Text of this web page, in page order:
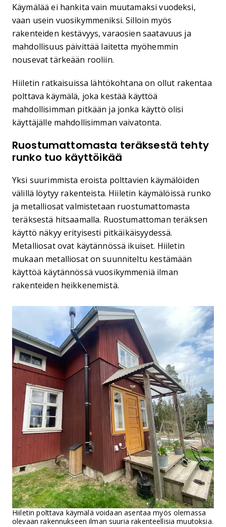
Käymälää ei hankita vain muutamaksi vuodeksi,
vaan usein vuosikymmeniksi. Silloin myös
rakenteiden kestävyys, varaosien saatavuus ja
mahdollisuus päivittää laitetta myöhemmin
nousevat tärkeään rooliin.
Hiiletin ratkaisuissa lähtökohtana on ollut rakentaa
polttava käymälä, joka kestää käyttöä
mahdollisimman pitkään ja jonka käyttö olisi
käyttäjälle mahdollisimman vaivatonta.
Ruostumattomasta teräksestä tehty
runko tuo käyttöikää
Yksi suurimmista eroista polttavien käymälöiden
välillä löytyy rakenteista. Hiiletin käymälöissä runko
ja metalliosat valmistetaan ruostumattomasta
teräksestä hitsaamalla. Ruostumattoman teräksen
käyttö näkyy erityisesti pitkäikäisyydessä.
Metalliosat ovat käytännössä ikuiset. Hiiletin
mukaan metalliosat on suunniteltu kestämään
käyttöä käytännössä vuosikymmeniä ilman
rakenteiden heikkenemistä.
Hiiletin polttava käymälä voidaan asentaa myös olemassa
olevaan rakennukseen ilman suuria rakenteellisia muutoksia.